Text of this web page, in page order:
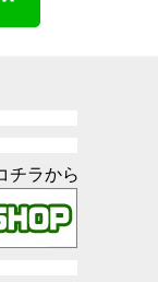
チラから